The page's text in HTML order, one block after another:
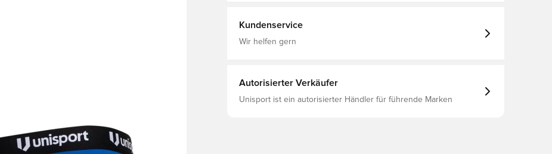
Kundenservice
Wir helfen gern
Autorisierter Verkäufer
Unisport ist ein autorisierter Händler für führende Marken